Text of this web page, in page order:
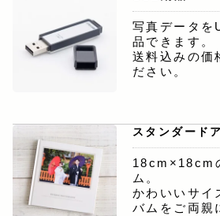
写真データを
品できます。
送料込みの価
ださい。
スタンダード
18cm×18cm
ム。
かわいいサイ
バムをご両親